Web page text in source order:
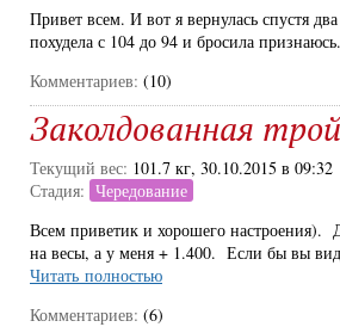
Привет всем. И вот я вернулась спустя
похудела с 104 до 94 и бросила
Комментариев: (10)
Заколдованная
Текущий вес: 101.7 кг, 30.10.2015 в 09:32
Стадия: Чередование
Всем приветик и хорошего настроения).
на весы, а у меня + 1.400. Если бы вы
Читать полностью
Комментариев: (6)